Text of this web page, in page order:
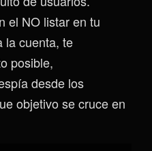
el NO listar en tu
la cuenta, te
posible,
desde los
objetivo se cruce en